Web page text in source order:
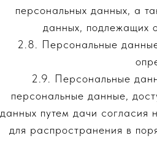
персональных данных, а
данных, подлежащих
2.8. Персональные
2.9. Персональные
персональные данные,
данных путем дачи согласия
для распространения в